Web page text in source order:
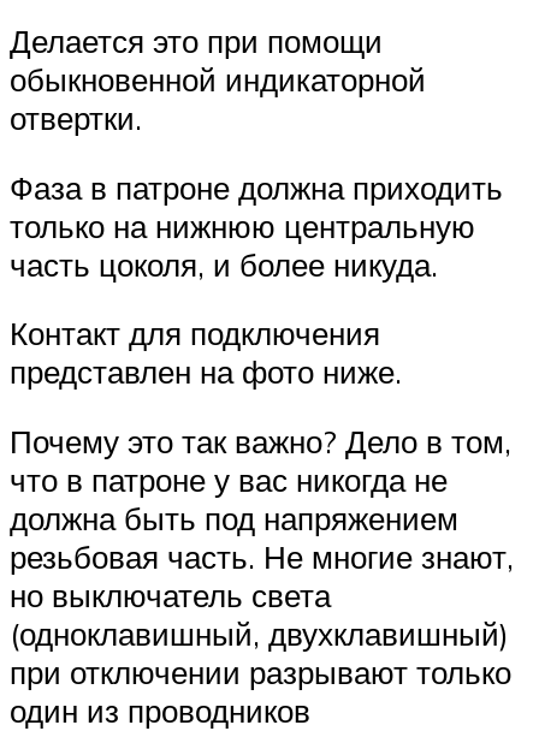
Делается это при помощи
обыкновенной индикаторной
отвертки.
Фаза в патроне должна приходить
только на нижнюю центральную
часть цоколя, и более никуда.
Контакт для подключения
представлен на фото ниже.
Почему это так важно? Дело в том,
что в патроне у вас никогда не
должна быть под напряжением
резьбовая часть. Не многие знают,
но выключатель света
(одноклавишный, двухклавишный)
при отключении разрывают только
один из проводников